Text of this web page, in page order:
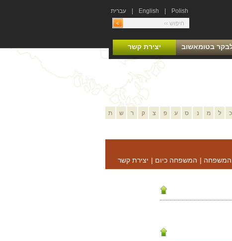
Polish
English עברית
בטומאשוב יצירת קשר
כ ל מ נ ס ע פ צ ק ר ש ת
המשפחה | המשפחה כיום | יצירת קשר